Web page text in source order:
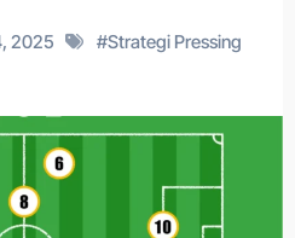
2025 #Strategi Pressing